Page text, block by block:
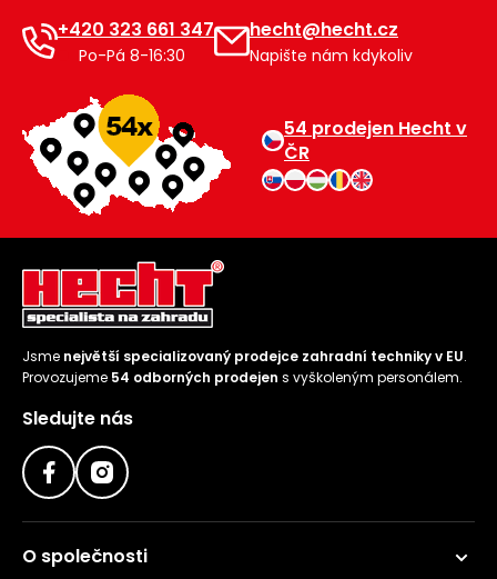
+420 323 661 347
Po-Pá 8-16:30
hecht@hecht.cz
Napište nám kdykoliv
54 prodejen Hecht v
ČR
Jsme největší specializovaný prodejce zahradní techniky v EU.
Provozujeme 54 odborných prodejen s vyškoleným personálem.
Sledujte nás
O společnosti